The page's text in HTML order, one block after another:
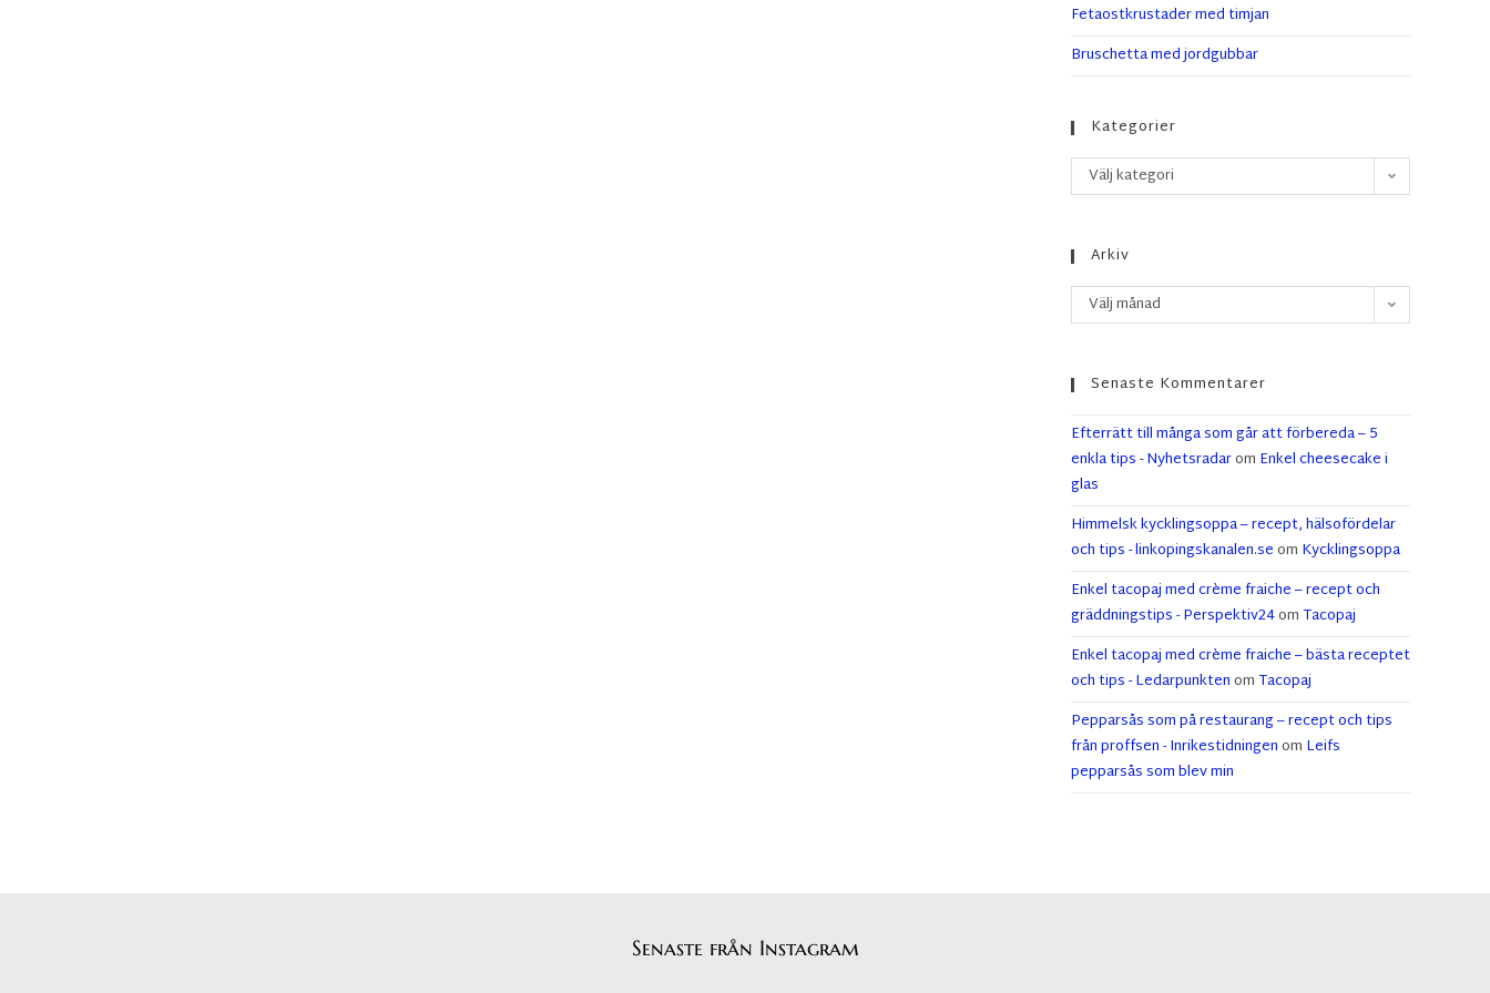
Fetaostkrustader med timjan
Bruschetta med jordgubbar
Kategorier
Välj kategori
Arkiv
Välj månad
Senaste Kommentarer
Efterrätt till många som går att förbereda – 5
enkla tips - Nyhetsradarom Enkel cheesecake i
glas
Himmelsk kycklingsoppa – recept, hälsofördelar
och tips - linkopingskanalen.seom Kycklingsoppa
Enkel tacopaj med crème fraiche – recept och
gräddningstips - Perspektiv24omTacopaj
Enkel tacopaj med crème fraiche – bästa receptet
och tips - LedarpunktenomTacopaj
Pepparsås som på restaurang – recept och tips
från proffsen - Inrikestidningenom Leifs
pepparsås som blev min
Senaste från Instagram